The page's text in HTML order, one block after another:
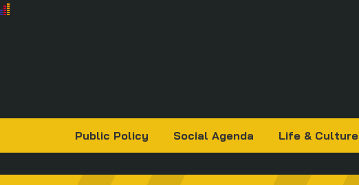
Public Policy Social Agenda Life & Culture